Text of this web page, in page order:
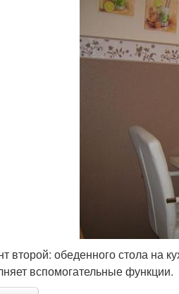
второй: обеденного стола на
вспомогательные функции.